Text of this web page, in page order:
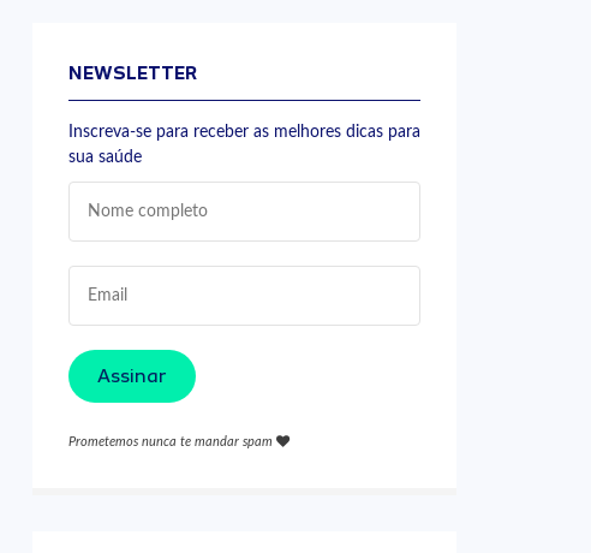
NEWSLETTER
Inscreva-se para receber as melhores dicas para
sua saúde
Assinar
Prometemos nunca te mandar spam